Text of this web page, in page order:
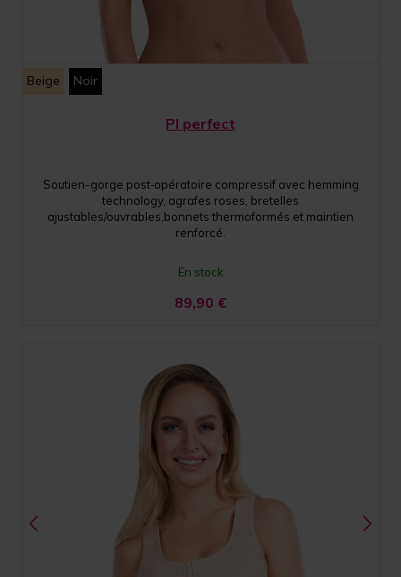
Beige Noir
PI perfect
Soutien-gorge post‑opératoire compressif avec hemming
technology, agrafes roses, bretelles
ajustables/ouvrables,bonnets thermoformés et maintien
renforcé.
En stock
89,90 €